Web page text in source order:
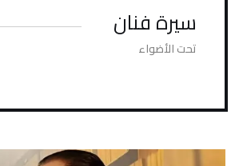
سيرة فنان
تحت الأضواء